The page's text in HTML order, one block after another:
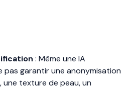
: Même une IA
pas garantir une anonymisation
une texture de peau, un